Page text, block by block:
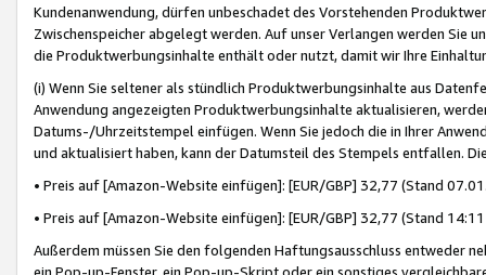
Kundenanwendung, dürfen unbeschadet des Vorstehenden
Zwischenspeicher abgelegt werden. Auf unser Verlangen werden Sie
die Produktwerbungsinhalte enthält oder nutzt, damit wir Ihre
(i) Wenn Sie seltener als stündlich Produktwerbungsinhalte aus
Anwendung angezeigten Produktwerbungsinhalte aktualisieren,
Datums-/Uhrzeitstempel einfügen. Wenn Sie jedoch die in Ihrer
und aktualisiert haben, kann der Datumsteil des Stempels entfallen.
• Preis auf [Amazon-Website einfügen]: [EUR/GBP] 32,77 (Stand
• Preis auf [Amazon-Website einfügen]: [EUR/GBP] 32,77 (Stand
Außerdem müssen Sie den folgenden Haftungsausschluss entweder
ein Pop-up-Fenster, ein Pop-up-Skript oder ein sonstiges